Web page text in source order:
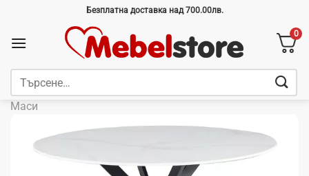
content
Безплатна доставка над 700.00лв.
0
Търсене
Маси